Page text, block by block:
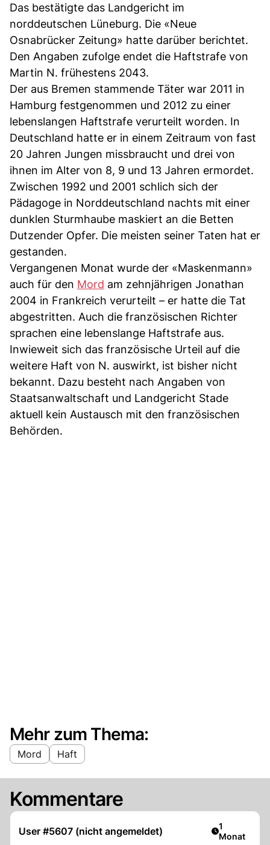
Das bestätigte das Landgericht im
norddeutschen Lüneburg. Die «Neue
Osnabrücker Zeitung» hatte darüber berichtet.
Den Angaben zufolge endet die Haftstrafe von
Martin N. frühestens 2043.
Der aus Bremen stammende Täter war 2011 in
Hamburg festgenommen und 2012 zu einer
lebenslangen Haftstrafe verurteilt worden. In
Deutschland hatte er in einem Zeitraum von fast
20 Jahren Jungen missbraucht und drei von
ihnen im Alter von 8, 9 und 13 Jahren ermordet.
Zwischen 1992 und 2001 schlich sich der
Pädagoge in Norddeutschland nachts mit einer
dunklen Sturmhaube maskiert an die Betten
Dutzender Opfer. Die meisten seiner Taten hat er
gestanden.
Vergangenen Monat wurde der «Maskenmann»
auch für den Mord am zehnjährigen Jonathan
2004 in Frankreich verurteilt – er hatte die Tat
abgestritten. Auch die französischen Richter
sprachen eine lebenslange Haftstrafe aus.
Inwieweit sich das französische Urteil auf die
weitere Haft von N. auswirkt, ist bisher nicht
bekannt. Dazu besteht nach Angaben von
Staatsanwaltschaft und Landgericht Stade
aktuell kein Austausch mit den französischen
Behörden.
Mehr zum Thema:
Mord Haft
Kommentare
User #5607 (nicht angemeldet) Artikel
1
Monat